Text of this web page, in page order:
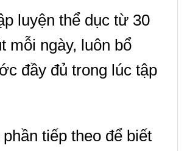
luyện thể dục từ 30
mỗi ngày, luôn bổ
đầy đủ trong lúc tập
tiếp theo để biết